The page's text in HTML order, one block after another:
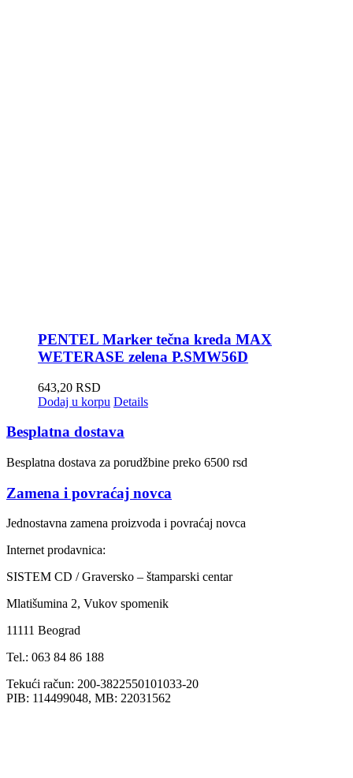
PENTEL Marker tečna kreda MAX
WETERASE zelena P.SMW56D
643,20 RSD
Dodaj u korpu Details
Besplatna dostava
Besplatna dostava za porudžbine preko 6500 rsd
Zamena i povraćaj novca
Jednostavna zamena proizvoda i povraćaj novca
Internet prodavnica:
SISTEM CD / Graversko – štamparski centar
Mlatišumina 2, Vukov spomenik
11111 Beograd
Tel.: 063 84 86 188
Tekući račun: 200-3822550101033-20
PIB: 114499048, MB: 22031562